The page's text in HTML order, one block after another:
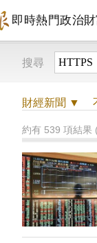
即時熱門政治
搜尋
財經新聞 ▼
約有 539 項結果